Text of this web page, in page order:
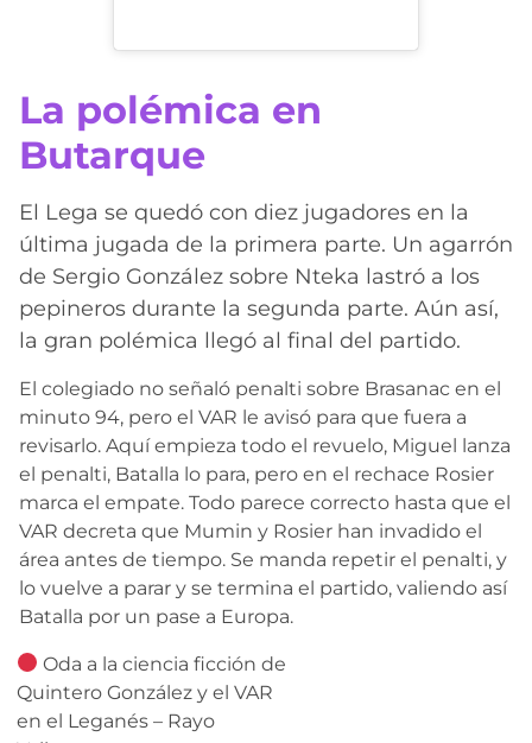
La polémica en
Butarque
El Lega se quedó con diez jugadores en la
última jugada de la primera parte. Un agarrón
de Sergio González sobre Nteka lastró a los
pepineros durante la segunda parte. Aún así,
la gran polémica llegó al final del partido.
El colegiado no señaló penalti sobre Brasanac en el
minuto 94, pero el VAR le avisó para que fuera a
revisarlo. Aquí empieza todo el revuelo, Miguel lanza
el penalti, Batalla lo para, pero en el rechace Rosier
marca el empate. Todo parece correcto hasta que el
VAR decreta que Mumin y Rosier han invadido el
área antes de tiempo. Se manda repetir el penalti, y
lo vuelve a parar y se termina el partido, valiendo así
Batalla por un pase a Europa.
Oda a la ciencia ficción de
Quintero González y el VAR
en el Leganés – Rayo